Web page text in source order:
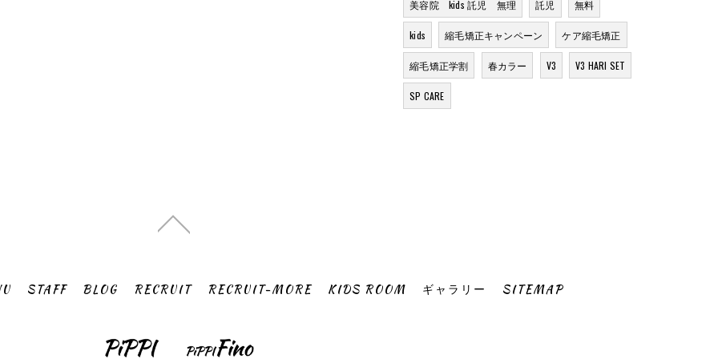
美容院 kids 託児 無理 託児 無料
kids 縮毛矯正キャンペーン ケア縮毛矯正
縮毛矯正学割 春カラー V3 V3 HARI SET
SP CARE
STAFF BLOG RECRUIT RECRUIT-MORE KIDS ROOM ギャラリー SITEMAP